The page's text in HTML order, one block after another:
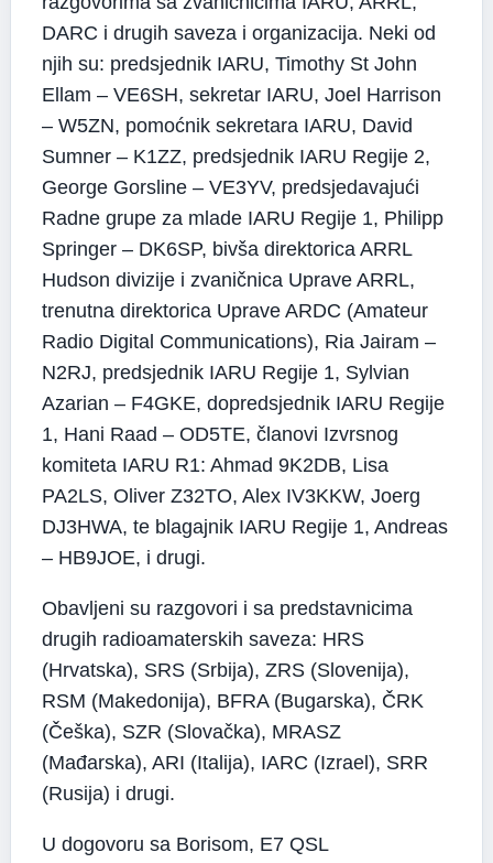
DARC i drugih saveza i organizacija. Neki od
njih su: predsjednik IARU, Timothy St John
Ellam – VE6SH, sekretar IARU, Joel Harrison
– W5ZN, pomoćnik sekretara IARU, David
Sumner – K1ZZ, predsjednik IARU Regije 2,
George Gorsline – VE3YV, predsjedavajući
Radne grupe za mlade IARU Regije 1, Philipp
Springer – DK6SP, bivša direktorica ARRL
Hudson divizije i zvaničnica Uprave ARRL,
trenutna direktorica Uprave ARDC (Amateur
Radio Digital Communications), Ria Jairam –
N2RJ, predsjednik IARU Regije 1, Sylvian
Azarian – F4GKE, dopredsjednik IARU Regije
1, Hani Raad – OD5TE, članovi Izvrsnog
komiteta IARU R1: Ahmad 9K2DB, Lisa
PA2LS, Oliver Z32TO, Alex IV3KKW, Joerg
DJ3HWA, te blagajnik IARU Regije 1, Andreas
– HB9JOE, i drugi.
Obavljeni su razgovori i sa predstavnicima
drugih radioamaterskih saveza: HRS
(Hrvatska), SRS (Srbija), ZRS (Slovenija),
RSM (Makedonija), BFRA (Bugarska), ČRK
(Češka), SZR (Slovačka), MRASZ
(Mađarska), ARI (Italija), IARC (Izrael), SRR
(Rusija) i drugi.
U dogovoru sa Borisom, E7 QSL